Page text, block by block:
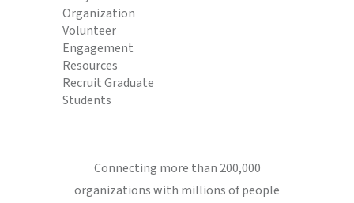
Organization
Volunteer
Engagement
Resources
Recruit Graduate
Students
Connecting more than 200,000
organizations with millions of people